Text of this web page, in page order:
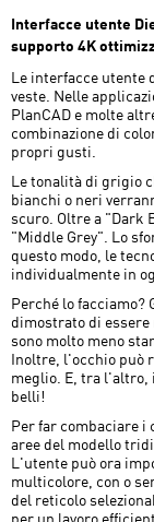
Interfacce utente
supporto 4K
Le interfacce utente
veste. Nelle
PlanCAD e molte
combinazione di
propri gusti.
Le tonalità di grigio
bianchi o neri
scuro. Oltre a "Dark
"Middle Grey". Lo
questo modo, le
individualmente in
Perché lo facciamo?
dimostrato di essere
sono molto meno
Inoltre, l'occhio può
meglio. E, tra l'altro,
belli!
Per far combaciare
aree del modello
L'utente può ora
multicolore, con o
del reticolo
per un lavoro